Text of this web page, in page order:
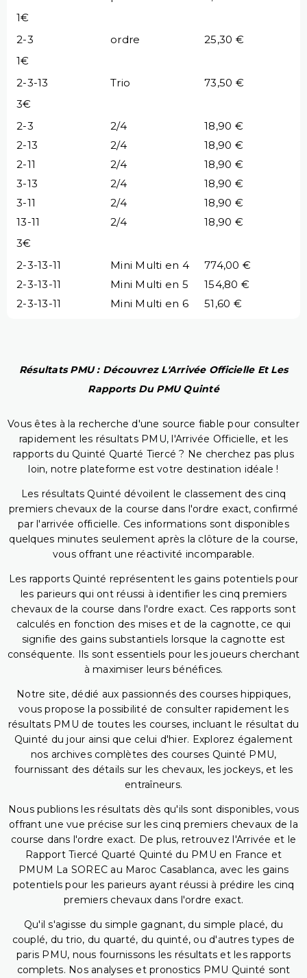
1€
2-3
ordre
25,30 €
1€
2-3-13
Trio
73,50 €
3€
2-3
2/4
18,90 €
2-13
2/4
18,90 €
2-11
2/4
18,90 €
3-13
2/4
18,90 €
3-11
2/4
18,90 €
13-11
2/4
18,90 €
3€
2-3-13-11
Mini Multi en 4
774,00 €
2-3-13-11
Mini Multi en 5
154,80 €
2-3-13-11
Mini Multi en 6 51,60 €
Résultats PMU : Découvrez L'Arrivée Officielle Et Les
Rapports Du PMU Quinté
Vous êtes à la recherche d'une source fiable pour consulter
rapidement les résultats PMU, l'Arrivée Officielle, et les
rapports du Quinté Quarté Tiercé ? Ne cherchez pas plus
loin, notre plateforme est votre destination idéale !
Les résultats Quinté dévoilent le classement des cinq
premiers chevaux de la course dans l'ordre exact, confirmé
par l'arrivée officielle. Ces informations sont disponibles
quelques minutes seulement après la clôture de la course,
vous offrant une réactivité incomparable.
Les rapports Quinté représentent les gains potentiels pour
les parieurs qui ont réussi à identifier les cinq premiers
chevaux de la course dans l'ordre exact. Ces rapports sont
calculés en fonction des mises et de la cagnotte, ce qui
signifie des gains substantiels lorsque la cagnotte est
conséquente. Ils sont essentiels pour les joueurs cherchant
à maximiser leurs bénéfices.
Notre site, dédié aux passionnés des courses hippiques,
vous propose la possibilité de consulter rapidement les
résultats PMU de toutes les courses, incluant le résultat du
Quinté du jour ainsi que celui d'hier. Explorez également
nos archives complètes des courses Quinté PMU,
fournissant des détails sur les chevaux, les jockeys, et les
entraîneurs.
Nous publions les résultats dès qu'ils sont disponibles, vous
offrant une vue précise sur les cinq premiers chevaux de la
course dans l'ordre exact. De plus, retrouvez l'Arrivée et le
Rapport Tiercé Quarté Quinté du PMU en France et
PMUM La SOREC au Maroc Casablanca, avec les gains
potentiels pour les parieurs ayant réussi à prédire les cinq
premiers chevaux dans l'ordre exact.
Qu'il s'agisse du simple gagnant, du simple placé, du
couplé, du trio, du quarté, du quinté, ou d'autres types de
paris PMU, nous fournissons les résultats et les rapports
complets. Nos analyses et pronostics PMU Quinté sont